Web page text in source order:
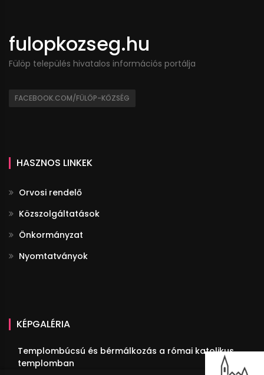
fulopkozseg.hu
Fülöp település hivatalos információs portálja
FACEBOOK.COM/FÜLÖP-KÖZSÉG
HASZNOS LINKEK
Orvosi rendelő
Közszolgáltatások
Önkormányzat
Nyomtatványok
KÉPGALÉRIA
Templombúcsú és bérmálkozás a római katolikus
templomban